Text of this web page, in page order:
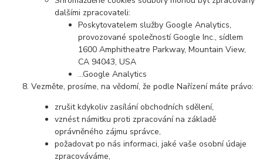
dalšími zpracovateli:
Poskytovatelem služby Google Analytics,
provozované společností Google Inc., sídlem
1600 Amphitheatre Parkway, Mountain View,
CA 94043, USA
…Google Analytics
Vezměte, prosíme, na vědomí, že podle Nařízení máte právo:
zrušit kdykoliv zasílání obchodních sdělení,
vznést námitku proti zpracování na základě
oprávněného zájmu správce,
požadovat po nás informaci, jaké vaše osobní údaje
zpracováváme,